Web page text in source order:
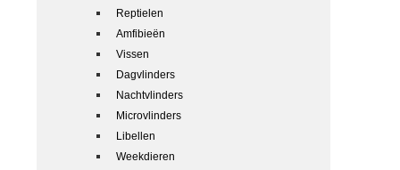
Reptielen
Amfibieën
Vissen
Dagvlinders
Nachtvlinders
Microvlinders
Libellen
Weekdieren